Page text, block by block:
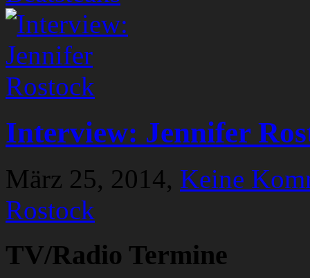
Interview: Jennifer
März 25, 2014, Keine
Rostock
TV/Radio Termine